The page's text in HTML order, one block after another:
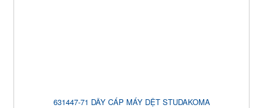
631447-71 DÂY CÁP MÁY DỆT STUDAKOMA